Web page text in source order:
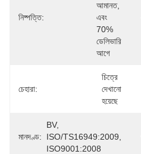
নিষ্পত্তি:
আমানত,
এবং
70%
ডেলিভারি
আগে
চেহারা:
চিত্রে
দেখানো
হয়েছে
মানদণ্ড:
BV,
ISO/TS16949:2009,
ISO9001:2008